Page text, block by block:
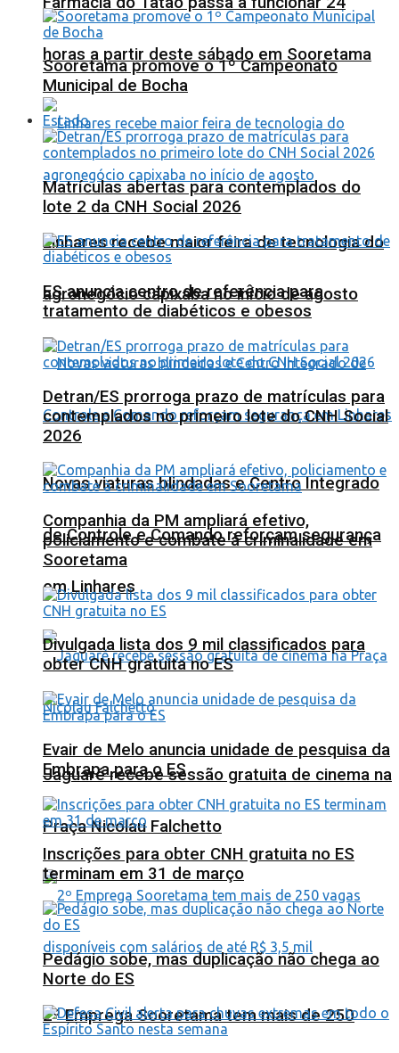
horas a partir deste sábado em Sooretama
Linhares recebe maior feira de tecnologia do
agronegócio capixaba no início de agosto
Novas viaturas blindadas e Centro Integrado
de Controle e Comando reforçam segurança
em Linhares
Jaguaré recebe sessão gratuita de cinema na
Praça Nicolau Falchetto
2º Emprega Sooretama tem mais de 250
Sooretama promove o 1º Campeonato
Municipal de Bocha
Estado
Matrículas abertas para contemplados do
lote 2 da CNH Social 2026
ES anuncia centro de referência para
tratamento de diabéticos e obesos
Detran/ES prorroga prazo de matrículas para
contemplados no primeiro lote do CNH Social
2026
Companhia da PM ampliará efetivo,
policiamento e combate à criminalidade em
Sooretama
Divulgada lista dos 9 mil classificados para
obter CNH gratuita no ES
Evair de Melo anuncia unidade de pesquisa da
Embrapa para o ES
Inscrições para obter CNH gratuita no ES
terminam em 31 de março
Pedágio sobe, mas duplicação não chega ao
Norte do ES